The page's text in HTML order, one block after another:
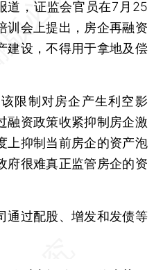
道，证监会官员在7月25
训会上提出，房企再融资
建设，不得用于拿地及偿
制对房企产生利空影
融资政策收紧抑制房企激
上抑制当前房企的资产泡
府很难真正监管房企的资
过配股、增发和发债等